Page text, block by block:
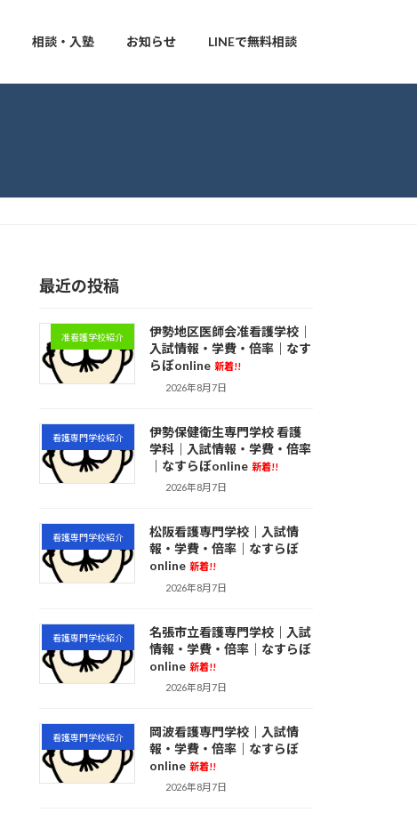
相談・入塾 お知らせ LINEで無料相談
最近の投稿
准看護学校紹介
伊勢地区医師会准看護学校｜
入試情報・学費・倍率｜なす
らぼonline 新着!!
2026年8月7日
看護専門学校紹介
伊勢保健衛生専門学校 看護
学科｜入試情報・学費・倍率
｜なすらぼonline 新着!!
2026年8月7日
看護専門学校紹介
松阪看護専門学校｜入試情
報・学費・倍率｜なすらぼ
online 新着!!
2026年8月7日
看護専門学校紹介
名張市立看護専門学校｜入試
情報・学費・倍率｜なすらぼ
online 新着!!
2026年8月7日
看護専門学校紹介
岡波看護専門学校｜入試情
報・学費・倍率｜なすらぼ
online 新着!!
2026年8月7日